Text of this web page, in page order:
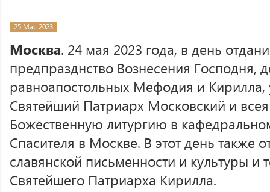
25 Мая 2023
Москва. 24 мая 2023 года, в день
предпразднство Вознесения Господня,
равноапостольных Мефодия и Кирилла,
Святейший Патриарх Московский и
Божественную литургию в
Спасителя в Москве. В этот день также
славянской письменности и культуры и
Святейшего Патриарха Кирилла.